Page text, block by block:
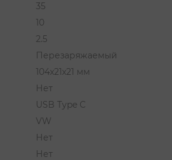
35
10
2.5
Перезаряжаемый
104х21х21 мм
Нет
USB Type C
VW
Нет
Нет